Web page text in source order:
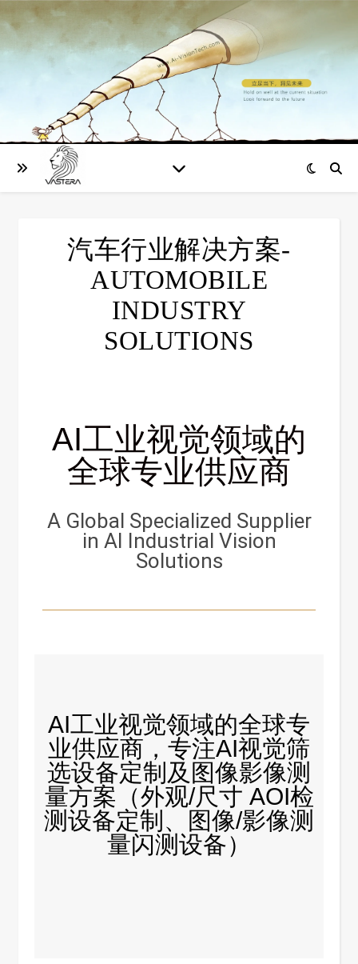
汽车行业解决方案-
AUTOMOBILE
INDUSTRY
SOLUTIONS
AI工业视觉领域的
全球专业供应商
A Global Specialized Supplier
in AI Industrial Vision
Solutions
AI工业视觉领域的全球专
业供应商，专注AI视觉筛
选设备定制及图像影像测
量方案（外观/尺寸 AOI检
测设备定制、图像/影像测
量闪测设备）